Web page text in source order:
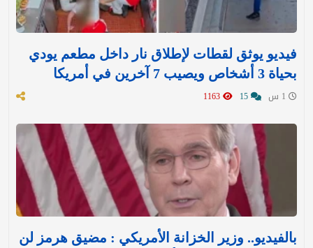
فيديو يوثق لقطات لإطلاق نار داخل مطعم يودي
بحياة 3 أشخاص ويصيب 7 آخرين في أمريكا
بالفيديو.. وزير الخزانة الأمريكي : مضيق هرمز لن